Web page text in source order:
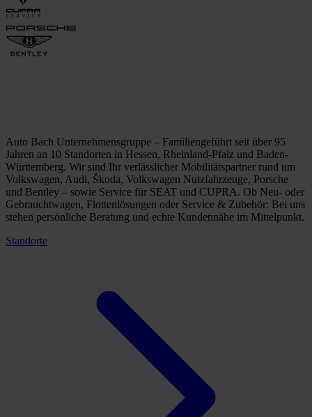
Auto Bach Unternehmensgruppe – Familiengeführt seit über 95
Jahren an 10 Standorten in Hessen, Rheinland-Pfalz und Baden-
Württemberg. Wir sind Ihr verlässlicher Mobilitätspartner rund um
Volkswagen, Audi, Škoda, Volkswagen Nutzfahrzeuge, Porsche
und Bentley – sowie Service für SEAT und CUPRA. Ob Neu- oder
Gebrauchtwagen, Flottenlösungen oder Service & Zubehör: Bei uns
stehen persönliche Beratung und echte Kundennähe im Mittelpunkt.
Standorte